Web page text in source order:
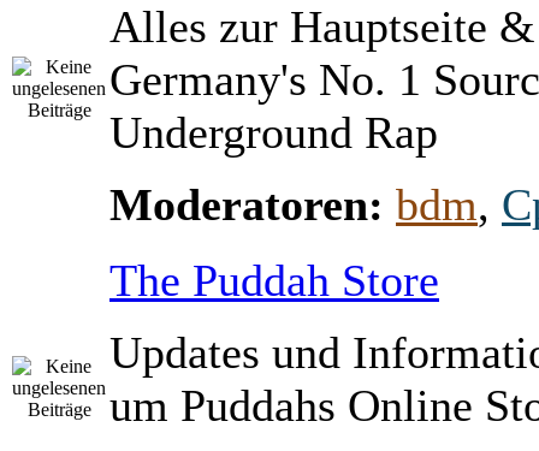
Alles zur Hauptseite
Germany's No. 1
Underground Rap
Moderatoren: bdm,
The Puddah Store
Updates und
um Puddahs Online